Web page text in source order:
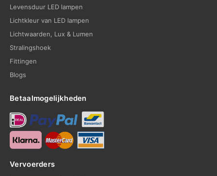
Levensduur LED lampen
Lichtkleur van LED lampen
Lichtwaarden, Lux & Lumen
Stralingshoek
Fittingen
Blogs
Betaalmogelijkheden
Vervoerders